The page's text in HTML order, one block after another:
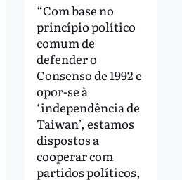
“Com base no
princípio político
comum de
defender o
Consenso de 1992 e
opor-se à
‘independência de
Taiwan’, estamos
dispostos a
cooperar com
partidos políticos,